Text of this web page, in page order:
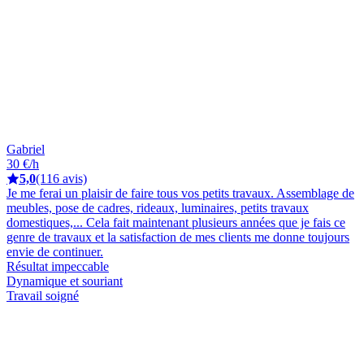
Gabriel
30 €/h
5,0(116 avis)
Je me ferai un plaisir de faire tous vos petits travaux. Assemblage de
meubles, pose de cadres, rideaux, luminaires, petits travaux
domestiques,... Cela fait maintenant plusieurs années que je fais ce
genre de travaux et la satisfaction de mes clients me donne toujours
envie de continuer.
Résultat impeccable
Dynamique et souriant
Travail soigné